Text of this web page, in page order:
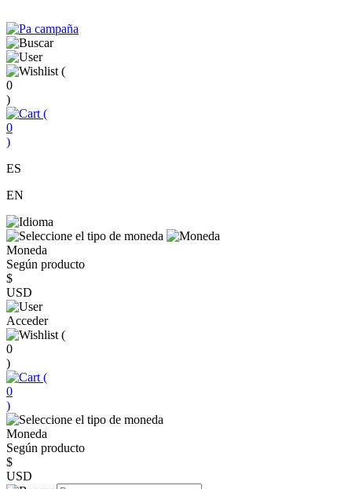
(
0
)
(
0
)
ES
EN
Moneda
Según producto
$
USD
Acceder
(
0
)
(
0
)
Moneda
Según producto
$
USD